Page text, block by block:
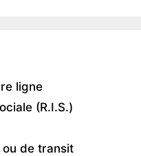
ligne
(R.I.S.)
ou de transit